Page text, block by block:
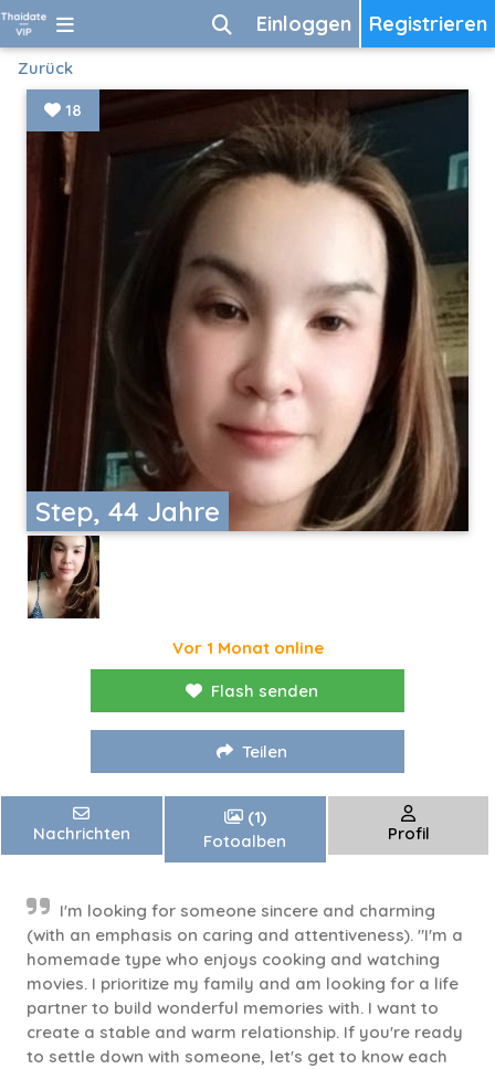
Registrieren
Einloggen
Zurück
Step, 44 Jahre
18
Vor 1 Monat online
Flash senden
Teilen
Nachrichten
(1)
Fotoalben
Profil
I'm looking for someone sincere and charming
(with an emphasis on caring and attentiveness). "I'm a
homemade type who enjoys cooking and watching
movies. I prioritize my family and am looking for a life
partner to build wonderful memories with. I want to
create a stable and warm relationship. If you're ready
to settle down with someone, let's get to know each